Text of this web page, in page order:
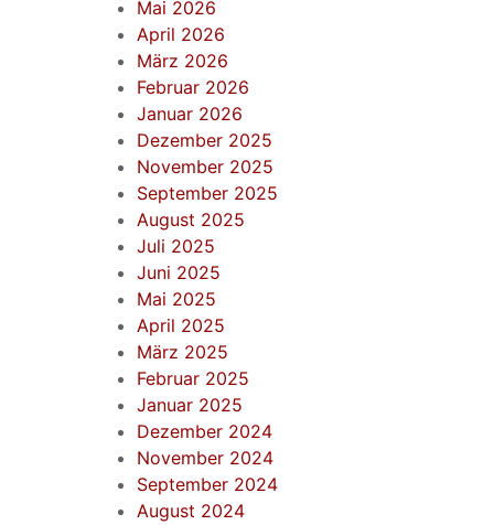
Mai 2026
April 2026
März 2026
Februar 2026
Januar 2026
Dezember 2025
November 2025
September 2025
August 2025
Juli 2025
Juni 2025
Mai 2025
April 2025
März 2025
Februar 2025
Januar 2025
Dezember 2024
November 2024
September 2024
August 2024